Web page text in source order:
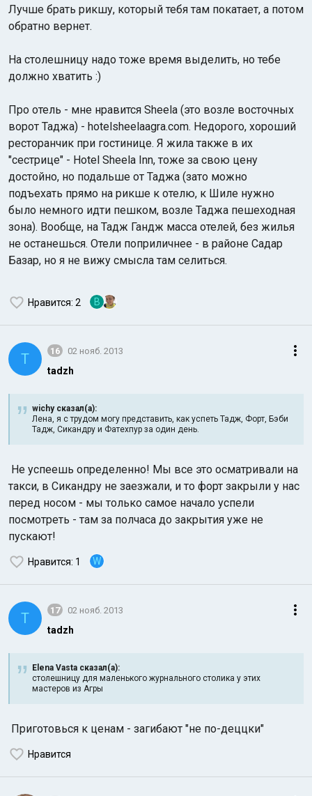
Лучше брать рикшу, который тебя там покатает, а потом
обратно вернет.
На столешницу надо тоже время выделить, но тебе
должно хватить :)
Про отель - мне нравится Sheela (это возле восточных
ворот Таджа) - hotelsheelaagra.com. Недорого, хороший
ресторанчик при гостинице. Я жила также в их
"сестрице" - Hotel Sheela Inn, тоже за свою цену
достойно, но подальше от Таджа (зато можно
подъехать прямо на рикше к отелю, к Шиле нужно
было немного идти пешком, возле Таджа пешеходная
зона). Вообще, на Тадж Гандж масса отелей, без жилья
не останешься. Отели поприличнее - в районе Садар
Базар, но я не вижу смысла там селиться.
Нравится: 2 В
T 16 02 нояб. 2013
tadzh
wichy сказал(а):
Лена, я с трудом могу представить, как успеть Тадж, Форт, Бэби
Тадж, Сикандру и Фатехпур за один день.
Не успеешь определенно! Мы все это осматривали на
такси, в Сикандру не заезжали, и то форт закрыли у нас
перед носом - мы только самое начало успели
посмотреть - там за полчаса до закрытия уже не
пускают!
Нравится: 1 W
T 17 02 нояб. 2013
tadzh
Elena Vasta сказал(а):
столешницу для маленького журнального столика у этих
мастеров из Агры
Приготовься к ценам - загибают "не по-деццки"
Нравится